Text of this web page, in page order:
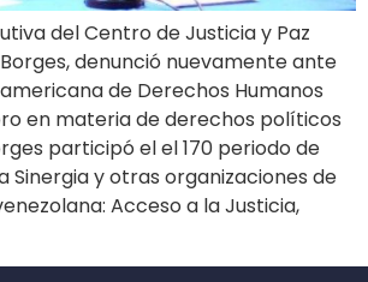
del Centro de Justicia y Paz
denunció nuevamente ante
de Derechos Humanos
en materia de derechos políticos
participó el el 170 periodo de
Sinergia y otras organizaciones de
Acceso a la Justicia,